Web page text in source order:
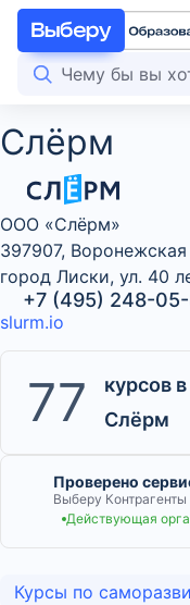
Слёрм
+7 (495) 248-
ООО «Слёрм»
397907,
город Лиски, ул. 40
slurm.io
77
курсов
Слёрм
Проверено
Выберу Контрагенты
Действующая
Курсы по